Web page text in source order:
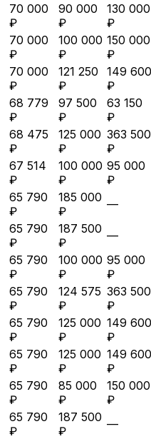
70 000
₽
90 000
₽
130 000
₽
70 000
₽
100 000
₽
150 000
₽
70 000
₽
121 250
₽
149 600
₽
68 779
₽
97 500
₽
63 150
₽
68 475
₽
125 000
₽
363 500
₽
67 514
₽
100 000
₽
95 000
₽
65 790
₽
185 000
₽
—
65 790
₽
187 500
₽
—
65 790
₽
100 000
₽
95 000
₽
65 790
₽
124 575
₽
363 500
₽
65 790
₽
125 000
₽
149 600
₽
65 790
₽
125 000
₽
149 600
₽
65 790
₽
85 000
₽
150 000
₽
65 790
₽
187 500
₽
—